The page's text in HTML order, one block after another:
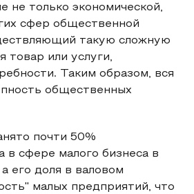
не только экономической,
сфер общественной
такую сложную
товар или услуги,
Таким образом, вся
общественных
почти 50%
в сфере малого бизнеса в
его доля в валовом
малых предприятий, что